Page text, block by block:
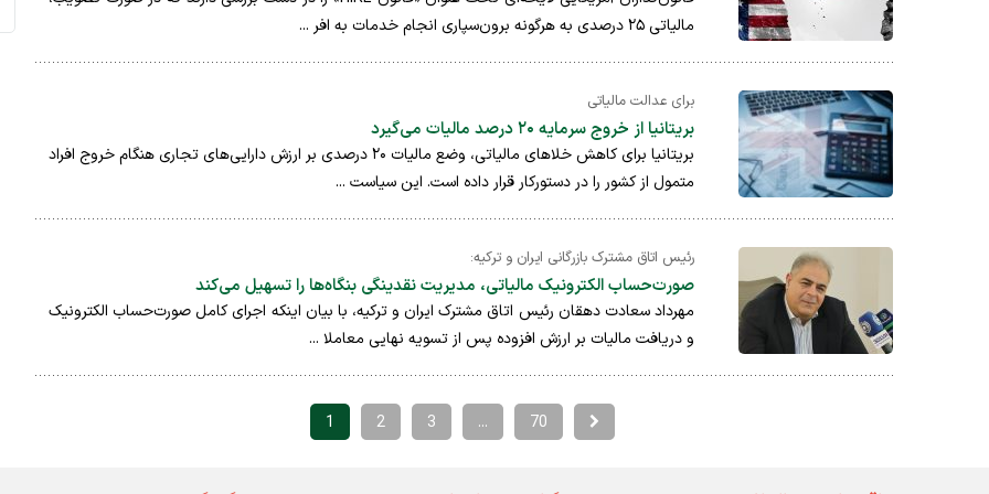
مالیاتی ۲۵ درصدی به هرگونه برون‌سپاری انجام خدمات به افر ...
برای عدالت مالیاتی
بریتانیا از خروج سرمایه ۲۰ درصد مالیات می‌گیرد
بریتانیا برای کاهش خلاهای مالیاتی، وضع مالیات ۲۰ درصدی بر ارزش دارایی‌های تجاری هنگام خروج افراد
متمول از کشور را در دستورکار قرار داده است. این سیاست ...
رئیس اتاق مشترک بازرگانی ایران و ترکیه:
صورت‌حساب الکترونیک مالیاتی، مدیریت نقدینگی بنگاه‌ها را تسهیل می‌کند
مهرداد سعادت دهقان رئیس اتاق مشترک ایران و ترکیه، با بیان اینکه اجرای کامل صورت‌حساب الکترونیک
و دریافت مالیات بر ارزش افزوده پس از تسویه نهایی معاملا ...
1 2 3 ... 70